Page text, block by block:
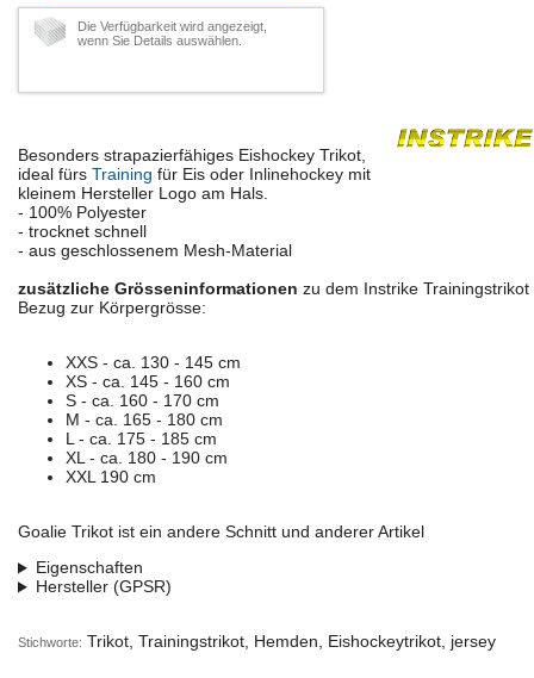
Die Verfügbarkeit wird angezeigt,
wenn Sie Details auswählen.
Besonders strapazierfähiges Eishockey Trikot,
ideal fürs Training für Eis oder Inlinehockey mit
kleinem Hersteller Logo am Hals.
- 100% Polyester
- trocknet schnell
- aus geschlossenem Mesh-Material
zusätzliche Grösseninformationen zu dem Instrike Trainingstrikot
Bezug zur Körpergrösse:
XXS - ca. 130 - 145 cm
XS - ca. 145 - 160 cm
S - ca. 160 - 170 cm
M - ca. 165 - 180 cm
L - ca. 175 - 185 cm
XL - ca. 180 - 190 cm
XXL 190 cm
Goalie Trikot ist ein andere Schnitt und anderer Artikel
Eigenschaften
Hersteller (GPSR)
Stichworte: Trikot, Trainingstrikot, Hemden, Eishockeytrikot, jersey